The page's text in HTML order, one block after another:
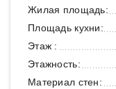
Жилая площадь:
Площадь кухни:
Этаж :
Этажность:
Материал стен: